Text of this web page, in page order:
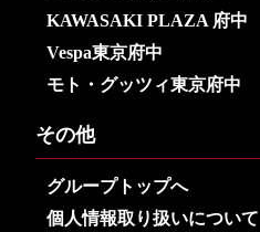
KAWASAKI PLAZA 府中
Vespa東京府中
モト・グッツィ東京府中
その他
グループトップへ
個人情報取り扱いについて